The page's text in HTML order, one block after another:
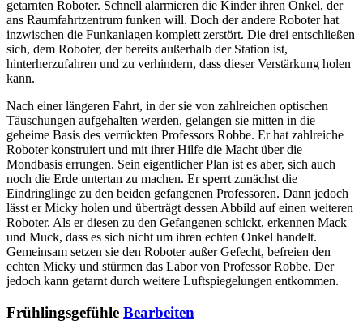
getarnten Roboter. Schnell alarmieren die Kinder ihren Onkel, der
ans Raumfahrtzentrum funken will. Doch der andere Roboter hat
inzwischen die Funkanlagen komplett zerstört. Die drei entschließen
sich, dem Roboter, der bereits außerhalb der Station ist,
hinterherzufahren und zu verhindern, dass dieser Verstärkung holen
kann.
Nach einer längeren Fahrt, in der sie von zahlreichen optischen
Täuschungen aufgehalten werden, gelangen sie mitten in die
geheime Basis des verrückten Professors Robbe. Er hat zahlreiche
Roboter konstruiert und mit ihrer Hilfe die Macht über die
Mondbasis errungen. Sein eigentlicher Plan ist es aber, sich auch
noch die Erde untertan zu machen. Er sperrt zunächst die
Eindringlinge zu den beiden gefangenen Professoren. Dann jedoch
lässt er Micky holen und überträgt dessen Abbild auf einen weiteren
Roboter. Als er diesen zu den Gefangenen schickt, erkennen Mack
und Muck, dass es sich nicht um ihren echten Onkel handelt.
Gemeinsam setzen sie den Roboter außer Gefecht, befreien den
echten Micky und stürmen das Labor von Professor Robbe. Der
jedoch kann getarnt durch weitere Luftspiegelungen entkommen.
Frühlingsgefühle Bearbeiten